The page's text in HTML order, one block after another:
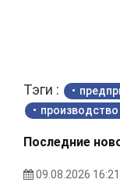
Тэги :
производство
Последние
09.08.2026 16:21